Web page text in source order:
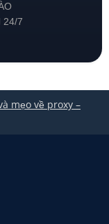
24/7
mẹo về proxy –